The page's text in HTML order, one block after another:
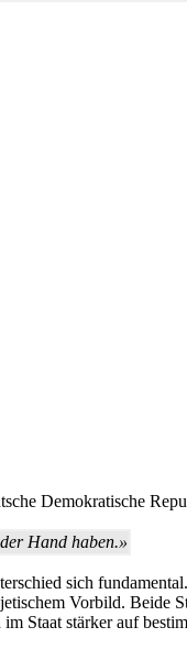
Demokratische
Hand haben.»
sich
Vorbild. Beide
Staat stärker auf